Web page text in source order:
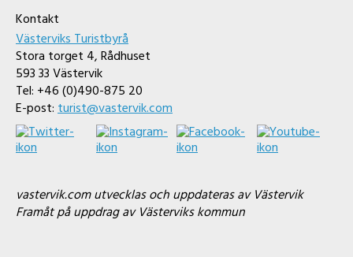
Kontakt
Västerviks Turistbyrå
Stora torget 4, Rådhuset
593 33 Västervik
Tel: +46 (0)490-875 20
E-post:turist@vastervik.com
vastervik.com utvecklas och uppdateras av Västervik
Framåt på uppdrag av Västerviks kommun